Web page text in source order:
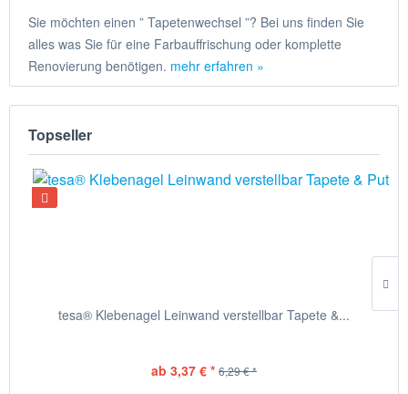
Sie möchten einen ” Tapetenwechsel ”? Bei uns finden Sie
alles was Sie für eine Farbauffrischung oder komplette
Renovierung benötigen. mehr erfahren »
Topseller
tesa® Klebenagel Leinwand verstellbar Tapete &...
ab 3,37 € * 6,29 € *